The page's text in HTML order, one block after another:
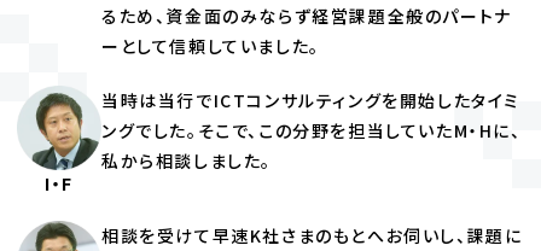
るため、資金面のみならず経営課題全般のパートナ
ーとして信頼していました。
I・F
当時は当行でICTコンサルティングを開始したタイミ
ングでした。そこで、この分野を担当していたM・Hに、
私から相談しました。
相談を受けて早速K社さまのもとへお伺いし、課題に